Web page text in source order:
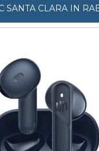
SANTA CLARA IN